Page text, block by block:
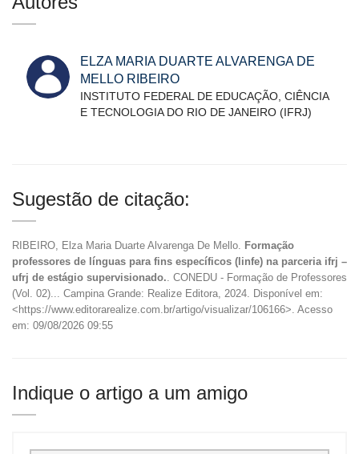
ELZA MARIA DUARTE ALVARENGA DE
MELLO RIBEIRO
INSTITUTO FEDERAL DE EDUCAÇÃO, CIÊNCIA
E TECNOLOGIA DO RIO DE JANEIRO (IFRJ)
Sugestão de citação:
RIBEIRO, Elza Maria Duarte Alvarenga De Mello.
Formação
professores de línguas para fins específicos (linfe) na parceria ifrj –
ufrj de estágio supervisionado. . CONEDU - Formação de Professores
(Vol. 02)... Campina Grande: Realize Editora, 2024. Disponível em:
<https://www.editorarealize.com.br/artigo/visualizar/106166>. Acesso
em: 09/08/2026 09:55
Indique o artigo a um amigo